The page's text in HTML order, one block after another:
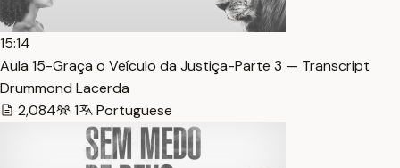
15:14
Aula 15-Graça o Veículo da Justiça-Parte 3 — Transcript
Drummond Lacerda
2,084
1 Portuguese